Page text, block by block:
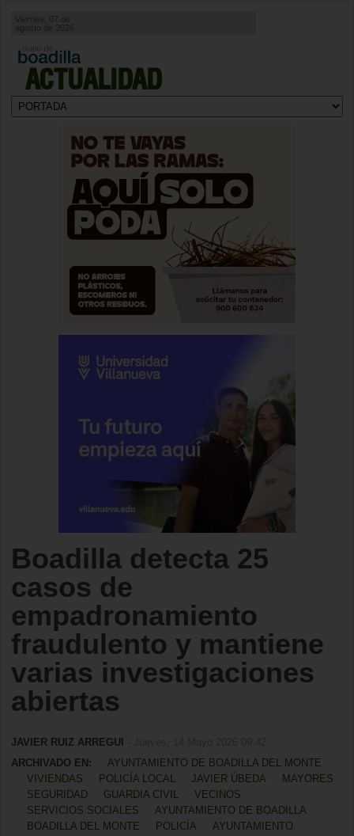
ACTUALIDAD
agosto de 2026
Boadilla detecta 25
casos de
empadronamiento
fraudulento y mantiene
varias investigaciones
abiertas
JAVIER RUIZ ARREGUI
ARCHIVADO EN:
AYUNTAMIENTO DE BOADILLA DEL MONTE
VIVIENDAS
POLICÍA LOCAL JAVIER ÚBEDA
MAYORES
SEGURIDAD
GUARDIA CIVIL
VECINOS
SERVICIOS SOCIALES
AYUNTAMIENTO DE BOADILLA
BOADILLA DEL MONTE
POLICÍA AYUNTAMIENTO